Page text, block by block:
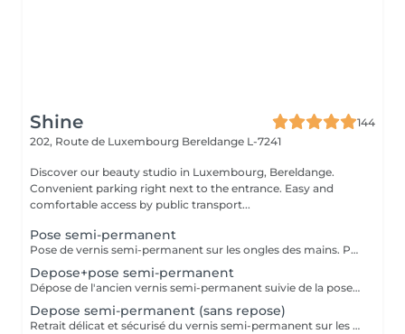
Shine
144
202, Route de Luxembourg Bereldange L-7241
Discover our beauty studio in Luxembourg, Bereldange.
Convenient parking right next to the entrance. Easy and
comfortable access by public transport...
Pose semi-permanent
Pose de vernis semi-permanent sur les ongles des mains. Préparation délicate de l'ongle afin d'obtenir un résultat soigné et une meilleure tenue. Application du vernis semi-permanent et finition nette pour un rendu durable et brillant. La prestation est réalisée sans dépose : merci de venir sans vernis sur les ongles des mains. Cette prestation n'inclut pas de manucure complète.
Depose+pose semi-permanent
Dépose de l'ancien vernis semi-permanent suivie de la pose d'un nouveau vernis semi-permanent sur les ongles des mains. Préparation délicate de l'ongle afin d'assurer un résultat soigné et une tenue optimale. Finition nette pour un rendu durable et brillant. Cette prestation n'inclut pas de manucure complète.
Depose semi-permanent (sans repose)
Retrait délicat et sécurisé du vernis semi-permanent sur les ongles des mains. Après la dépose, le bord libre des ongles est soigneusement limé pour un rendu propre. Cette prestation est réalisée sans pose de nouveau vernis.